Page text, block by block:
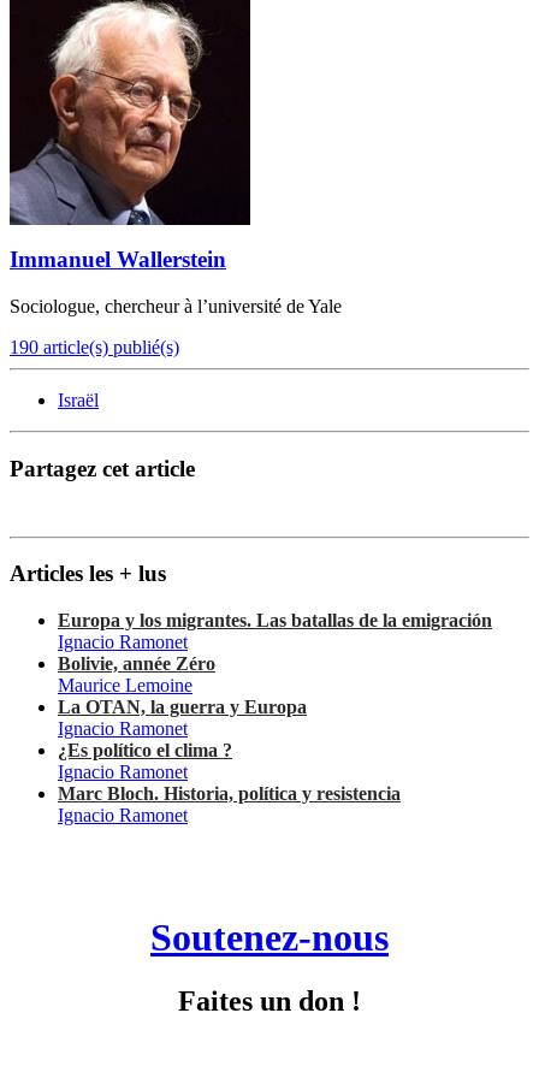
Immanuel Wallerstein
Sociologue, chercheur à l’université de Yale
190 article(s) publié(s)
Israël
Partagez cet article
Articles les + lus
Europa y los migrantes. Las batallas de la emigración
Ignacio Ramonet
Bolivie, année Zéro
Maurice Lemoine
La OTAN, la guerra y Europa
Ignacio Ramonet
¿Es político el clima ?
Ignacio Ramonet
Marc Bloch. Historia, política y resistencia
Ignacio Ramonet
Soutenez-nous
Faites un don !